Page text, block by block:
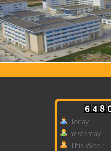
Today
Yesterday
This Week